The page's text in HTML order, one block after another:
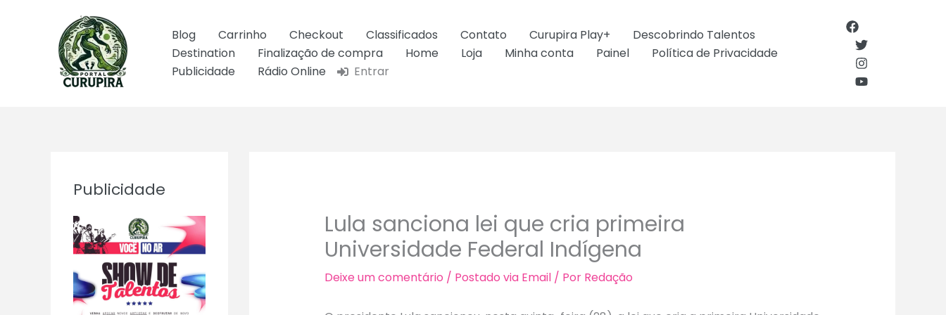
Blog Carrinho Checkout Classificados Contato Curupira Play+
Descobrindo Talentos
Destination
Finalização de compra Home Loja Minha conta Painel
Política de Privacidade
Publicidade
Rádio Online Entrar
Publicidade
Lula sanciona lei que cria primeira
Universidade Federal Indígena
Deixe um comentário / Postado via Email / Por Redação